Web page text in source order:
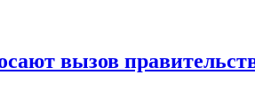
вызов